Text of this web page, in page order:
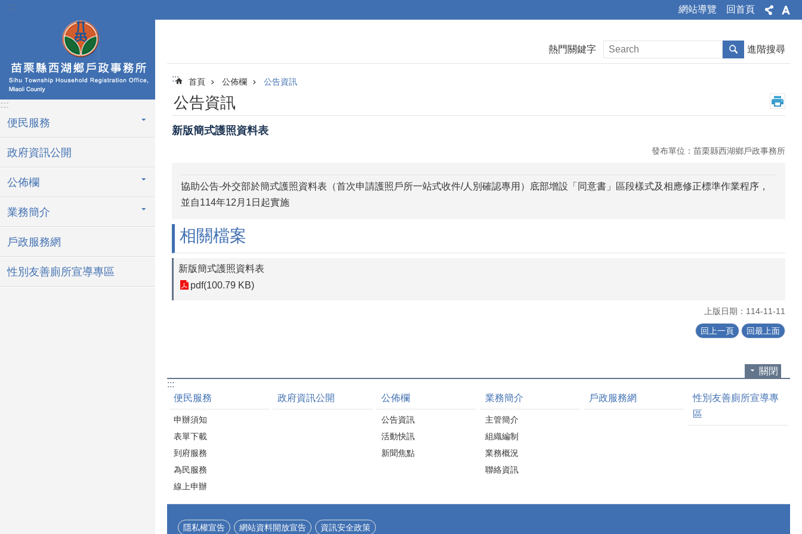
跳到主要內容區塊
::: 網站導覽 回首頁
:::
便民服務
政府資訊公開
公佈欄
業務簡介
戶政服務網
性別友善廁所宣導專區
熱門關鍵字 進階搜尋
::: 首頁 公佈欄 公告資訊
公告資訊
新版簡式護照資料表
發布單位：苗栗縣西湖鄉戶政事務所
協助公告-外交部於簡式護照資料表（首次申請護照戶所一站式收件/人別確認專用）底部增設「同意書」區段樣式及相應修正標準作業程序，
並自114年12月1日起實施
相關檔案
新版簡式護照資料表
pdf(100.79 KB)
上版日期：114-11-11
回上一頁 回最上面
關閉
:::
便民服務
申辦須知
表單下載
到府服務
為民服務
線上申辦
政府資訊公開 公佈欄
公告資訊
活動快訊
新聞焦點
業務簡介
主管簡介
組織編制
業務概況
聯絡資訊
戶政服務網
性別友善廁所宣導專
區
隱私權宣告 網站資料開放宣告 資訊安全政策